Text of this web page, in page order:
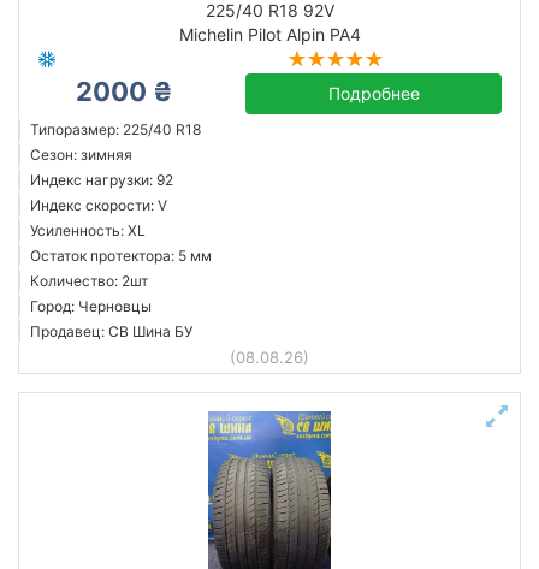
225/40 R18 92V
Michelin Pilot Alpin PA4
2000 ₴ Подробнее
Типоразмер: 225/40 R18
Сезон: зимняя
Индекс нагрузки: 92
Индекс скорости: V
Усиленность: XL
Остаток протектора: 5 мм
Количество: 2шт
Город: Черновцы
Продавец: СВ Шина БУ
(08.08.26)